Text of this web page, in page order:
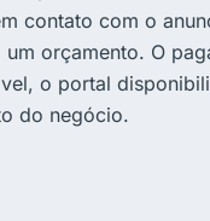
contato com o
orçamento. O
o portal
do negócio.